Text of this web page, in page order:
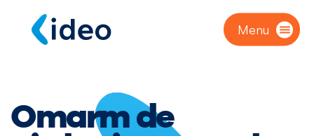
Menu
Omarm de